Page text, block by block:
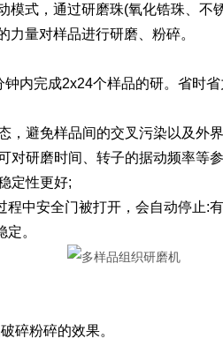
模式，通过研磨珠(氧化锆珠、
量对样品进行研磨、粉碎。
内完成2x24个样品的研。省时
，避免样品间的交叉污染以及外
对研磨时间、转子的据动频率等
定性更好;
中安全门被打开，会自动停止:
。
碎粉碎的效果。